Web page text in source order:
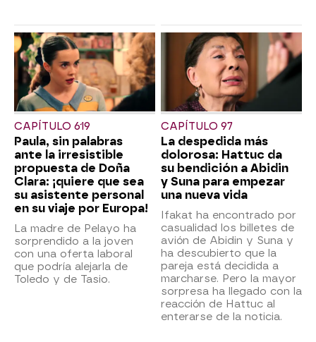
CAPÍTULO 619
Paula, sin palabras
ante la irresistible
propuesta de Doña
Clara: ¡quiere que sea
su asistente personal
en su viaje por Europa!
La madre de Pelayo ha
sorprendido a la joven
con una oferta laboral
que podría alejarla de
Toledo y de Tasio.
CAPÍTULO 97
La despedida más
dolorosa: Hattuc da
su bendición a Abidin
y Suna para empezar
una nueva vida
Ifakat ha encontrado por
casualidad los billetes de
avión de Abidin y Suna y
ha descubierto que la
pareja está decidida a
marcharse. Pero la mayor
sorpresa ha llegado con la
reacción de Hattuc al
enterarse de la noticia.